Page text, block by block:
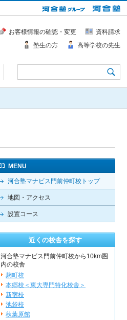
お客様情報の確認・変更
資料請求
塾生の方
高等学校の先生
MENU
河合塾マナビス門前仲町校トップ
地図・アクセス
設置コース
近くの校舎を探す
河合塾マナビス門前仲町校から10km圏
内の校舎
麹町校
本郷校＜東大専門特化校舎＞
新宿校
池袋校
秋葉原館